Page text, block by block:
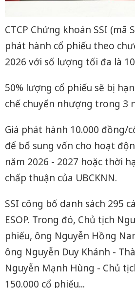
CTCP Chứng khoán SSI
phát hành cổ phiếu theo
2026 với số lượng tối đa là
50% lượng cổ phiếu sẽ bị
chế chuyển nhượng trong 3
Giá phát hành 10.000 đồng/
để bổ sung vốn cho hoạt
năm 2026 - 2027 hoặc thời
chấp thuận của UBCKNN.
SSI công bố danh sách 295
ESOP. Trong đó, Chủ tịch
phiếu, ông Nguyễn Hồng
ông Nguyễn Duy Khánh -
Nguyễn Mạnh Hùng - Chủ
150.000 cổ phiếu...